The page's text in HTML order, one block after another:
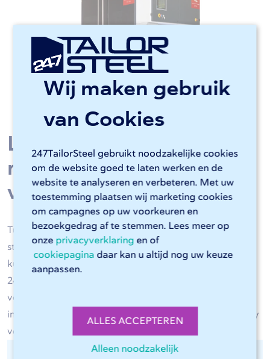
Wij maken gebruik
van Cookies
247TailorSteel gebruikt noodzakelijke cookies
om de website goed te laten werken en de
website te analyseren en verbeteren. Met uw
toestemming plaatsen wij marketing cookies
om campagnes op uw voorkeuren en
bezoekgedrag af te stemmen. Lees meer op
onze privacyverklaring en of
cookiepagina daar kan u altijd nog uw keuze
aanpassen.
ALLES ACCEPTEREN
Alleen noodzakelijk
Lasersnijden en
randafwerking inzetten
voor uw productie?
Tussen u en de ontbraammachines van 247TailorSteel
staat Sophia®, onze online software. Dankzij
kunstmatige intelligentie kunnen de ontbraammachines
24 uur per dag en 7 dagen in de week, volautomatisch
voor u aan het werk. Gebruiksvriendelijk en met continu
inzicht in de kosten, is Sophia® het ideale plug-and-play
verlengstuk van uw productieproces.